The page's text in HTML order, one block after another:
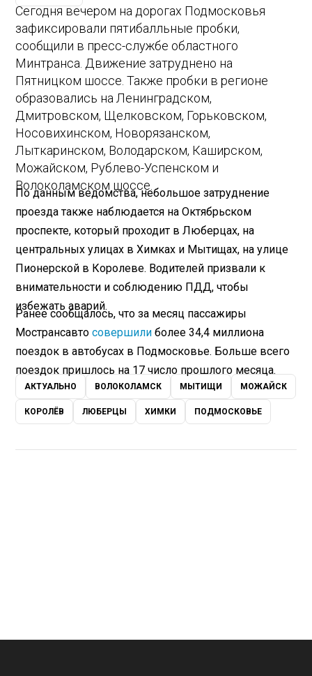
Сегодня вечером на дорогах Подмосковья
зафиксировали пятибалльные пробки,
сообщили в пресс-службе областного
Минтранса. Движение затруднено на
Пятницком шоссе. Также пробки в регионе
образовались на Ленинградском,
Дмитровском, Щелковском, Горьковском,
Носовихинском, Новорязанском,
Лыткаринском, Володарском, Каширском,
Можайском, Рублево-Успенском и
Волоколамском шоссе.
По данным ведомства, небольшое затруднение
проезда также наблюдается на Октябрьском
проспекте, который проходит в Люберцах, на
центральных улицах в Химках и Мытищах, на улице
Пионерской в Королеве. Водителей призвали к
внимательности и соблюдению ПДД, чтобы
избежать аварий.
Ранее сообщалось, что за месяц пассажиры
Мострансавтосовершили более 34,4 миллиона
поездок в автобусах в Подмосковье. Больше всего
поездок пришлось на 17 число прошлого месяца.
АКТУАЛЬНО ВОЛОКОЛАМСК МЫТИЩИ МОЖАЙСК
КОРОЛЁВ ЛЮБЕРЦЫ ХИМКИ ПОДМОСКОВЬЕ